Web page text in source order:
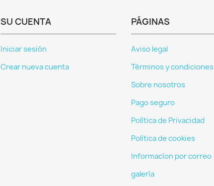
SU CUENTA
Iniciar sesión
Crear nueva cuenta
PÁGINAS
Aviso legal
Términos y condiciones
Sobre nosotros
Pago seguro
Política de Privacidad
Política de cookies
Informacíon por correo
galería